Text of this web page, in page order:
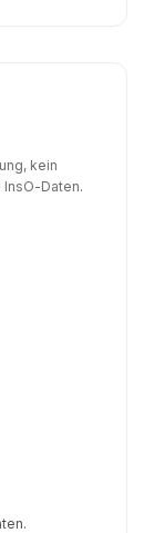
kein
InsO-Daten.